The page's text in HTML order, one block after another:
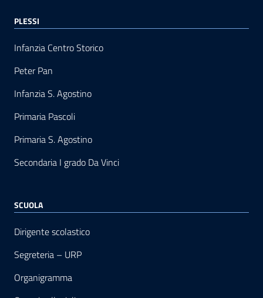
PLESSI
Infanzia Centro Storico
Peter Pan
Infanzia S. Agostino
Primaria Pascoli
Primaria S. Agostino
Secondaria I grado Da Vinci
SCUOLA
Dirigente scolastico
Segreteria – URP
Organigramma